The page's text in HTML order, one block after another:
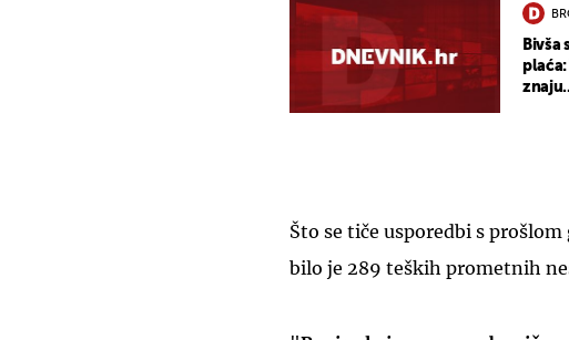
Bivša
plaća:
Što se tiče usporedbi s
bilo je 289 teških prometnih